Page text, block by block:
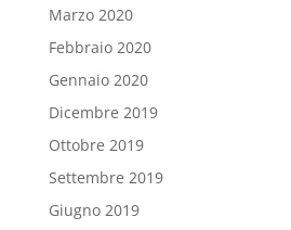
Marzo 2020
Febbraio 2020
Gennaio 2020
Dicembre 2019
Ottobre 2019
Settembre 2019
Giugno 2019